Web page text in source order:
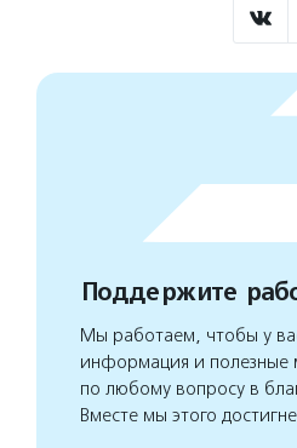
Поддержите
Мы работаем, чтобы у
информация и полезные
по любому вопросу в
Вместе мы этого